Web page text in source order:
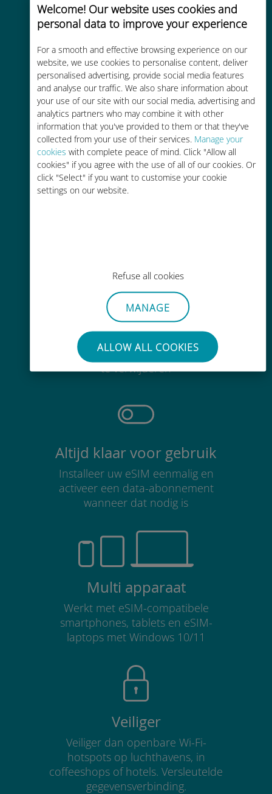
Welcome! Our website uses cookies and
personal data to improve your experience
For a smooth and effective browsing experience on our
website, we use cookies to personalise content, deliver
personalised advertising, provide social media features
and analyse our traffic. We also share information about
your use of our site with our social media, advertising and
analytics partners who may combine it with other
information that you've provided to them or that they've
collected from your use of their services. Manage your
cookies with complete peace of mind. Click "Allow all
cookies" if you agree with the use of all of our cookies. Or
click "Select" if you want to customise your cookie
settings on our website.
Refuse all cookies
MANAGE
ALLOW ALL COOKIES
Kosteneffectief
Tot 90% goedkoper dan
roamingkosten bij je huidige
provider
Moeiteloos
Je hoeft je bestaande simkaart niet
te verwijderen
Altijd klaar voor gebruik
Installeer uw eSIM eenmalig en
activeer een data-abonnement
wanneer dat nodig is
Multi apparaat
Werkt met eSIM-compatibele
smartphones, tablets en eSIM-
laptops met Windows 10/11
Veiliger
Veiliger dan openbare Wi-Fi-
hotspots op luchthavens, in
coffeeshops of hotels. Versleutelde
gegevensverbinding.